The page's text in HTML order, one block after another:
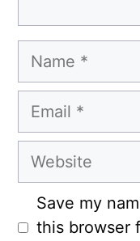
Name
Email
Website
Save my
this browser